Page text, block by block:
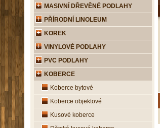
MASIVNÍ DŘEVĚNÉ PODLAHY
PŘÍRODNÍ LINOLEUM
KOREK
VINYLOVÉ PODLAHY
PVC PODLAHY
KOBERCE
Koberce bytové
Koberce objektové
Kusové koberce